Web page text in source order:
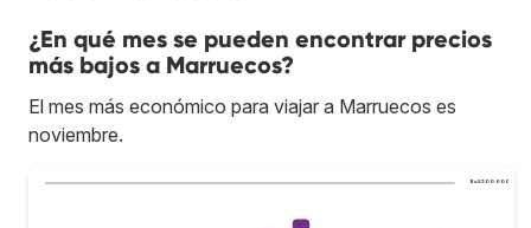
¿En qué mes se pueden encontrar precios
más bajos a Marruecos?
El mes más económico para viajar a Marruecos es
noviembre.
Bs.S300.000